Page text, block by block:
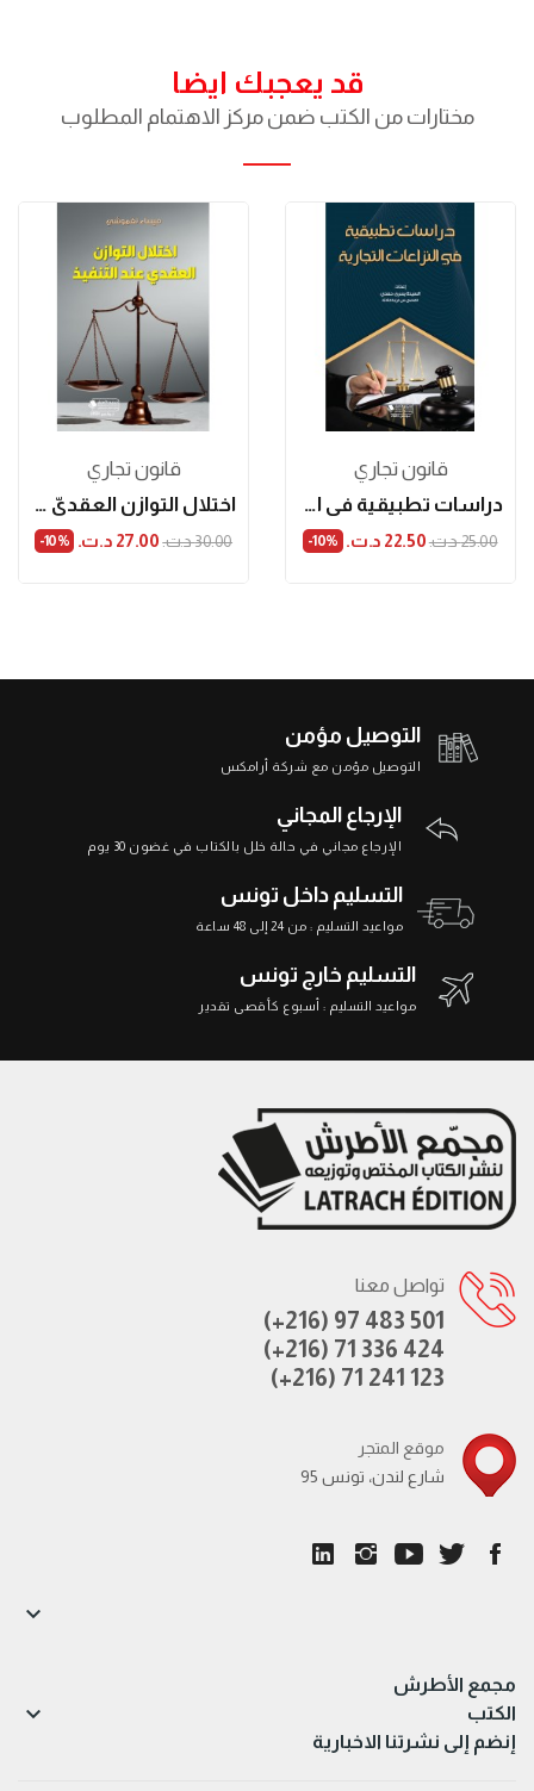
قد يعجبك ايضا
مختارات من الكتب ضمن مركز الاهتمام المطلوب
قانون تجاري
اختلال التوازن العقديّ عند التّنفيذ
30.00 د.ت.‏ 27.00 د.ت.‏ ‎-10%
قانون تجاري
دراسات تطبيقية في النزاعات التجارية
25.00 د.ت.‏ 22.50 د.ت.‏ ‎-10%
التوصيل مؤمن
التوصيل مؤمن مع شركة أرامكس
الإرجاع المجاني
الإرجاع مجاني في حالة خلل بالكتاب في غضون 30 يوم
التسليم داخل تونس
مواعيد التسليم : من 24 إلى 48 ساعة
التسليم خارج تونس
مواعيد التسليم : أسبوع كأقصى تقدير
تواصل معنا
(+216) 97 483 501
(+216) 71 336 424
(+216) 71 241 123
موقع المتجر
95 شارع لندن، تونس
مجمع الأطرش

الكتب 
إنضم إلى نشرتنا الاخبارية